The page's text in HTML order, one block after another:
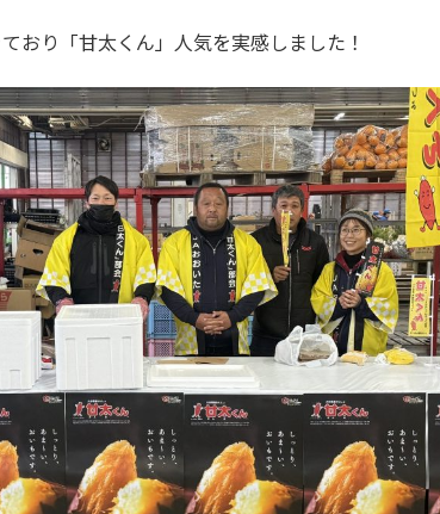
おり「甘太くん」人気を実感しました！